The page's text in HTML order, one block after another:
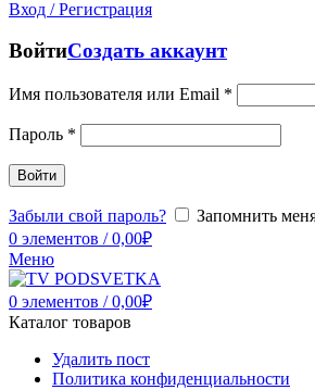
Вход / Регистрация
ВойтиСоздать аккаунт
Имя пользователя или Email *
Пароль *
Войти
Забыли свой пароль?
Запомнить
0 элементов / 0,00₽
Меню
0 элементов / 0,00₽
Каталог товаров
Удалить пост
Политика конфиденциальности